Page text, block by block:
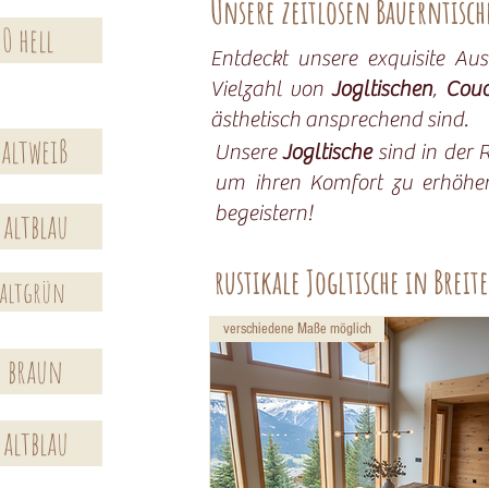
Entdeckt unsere exquisite
Vielzahl vonJogltischen,
ästhetisch ansprechend sind.
Unsere zeitlosen
UnsereJogltischesind in der
um ihren Komfort zu
begeistern!
verschiedene Maße möglich
rustikale Jogltische in
hell
altgrün
braun